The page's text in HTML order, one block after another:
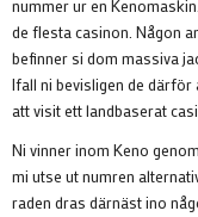
nummer ur en
de flesta casinon. Någon
befinner si dom massiva
Ifall ni bevisligen de därför
att visit ett landbaserat
Ni vinner inom Keno
mi utse ut numren
raden dras därnäst ino